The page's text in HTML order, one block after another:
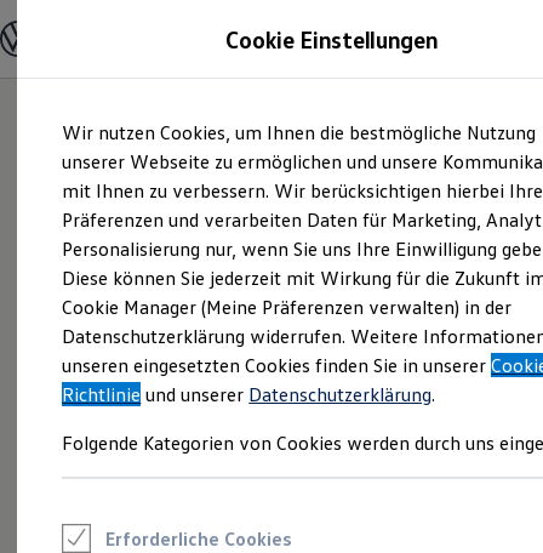
Hauptinhalt
springen
Footer
springen
Modelle und Konfigurator
Modelle vergleichen
Elektroautos
ENERGY Sondermodelle
Nutzfahrzeuge
SUV und CUV
Familienautos
Kombis
Kompaktwagen
Sportwagen
Schnell verfügbare Fahrzeuge
Angebote und Produkte
Aktuelle Angebote
E-Auto-Förderung
Volkswagen Marktplatz
Junge Gebrauchtwagen und Gebrauchtwagen
Saisonangebote
Cookie Einstellungen
Wir nutzen Cookies, um Ihnen die bestmögliche Nutzung
unserer Webseite zu ermöglichen und unsere
mit Ihnen zu verbessern. Wir berücksichtigen hierbei Ihre
Präferenzen und verarbeiten Daten für Marketing,
Personalisierung nur, wenn Sie uns Ihre Einwilligung
Diese können Sie jederzeit mit Wirkung für die Zukunft
Cookie Manager (Meine Präferenzen verwalten) in der
Datenschutzerklärung widerrufen. Weitere
unseren eingesetzten Cookies finden Sie in unserer
Richtlinie und unserer Datenschutzerklärung.
Folgende Kategorien von Cookies werden durch uns
Erforderliche Cookies